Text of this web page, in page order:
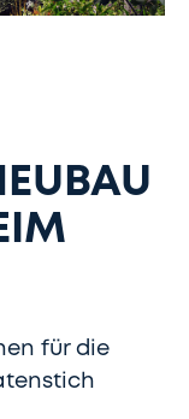
für die